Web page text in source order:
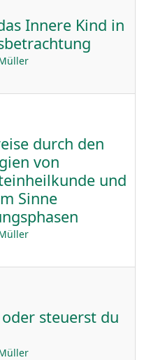
Innere Kind in
durch den
von
und
Sinne
steuerst du